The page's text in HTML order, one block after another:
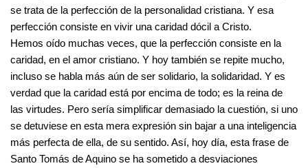
se trata de la perfección de la personalidad cristiana. Y esa
perfección consiste en vivir una caridad dócil a Cristo.
Hemos oído muchas veces, que la perfección consiste en la
caridad, en el amor cristiano. Y hoy también se repite mucho,
incluso se habla más aún de ser solidario, la solidaridad. Y es
verdad que la caridad está por encima de todo; es la reina de
las virtudes. Pero sería simplificar demasiado la cuestión, si uno
se detuviese en esta mera expresión sin bajar a una inteligencia
más perfecta de ella, de su sentido. Así, hoy día, esta frase de
Santo Tomás de Aquino se ha sometido a desviaciones